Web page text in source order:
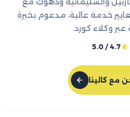
خدمة عالية، مدعوم بخبرة
عبر وكلاء كورد.
4.7 / 5.0
مع كالينا